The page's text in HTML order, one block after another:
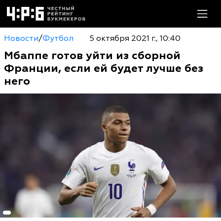
Новости/Футбол 5 октября 2021 г., 10:40
Мбаппе готов уйти из сборной
Франции, если ей будет лучше без
него